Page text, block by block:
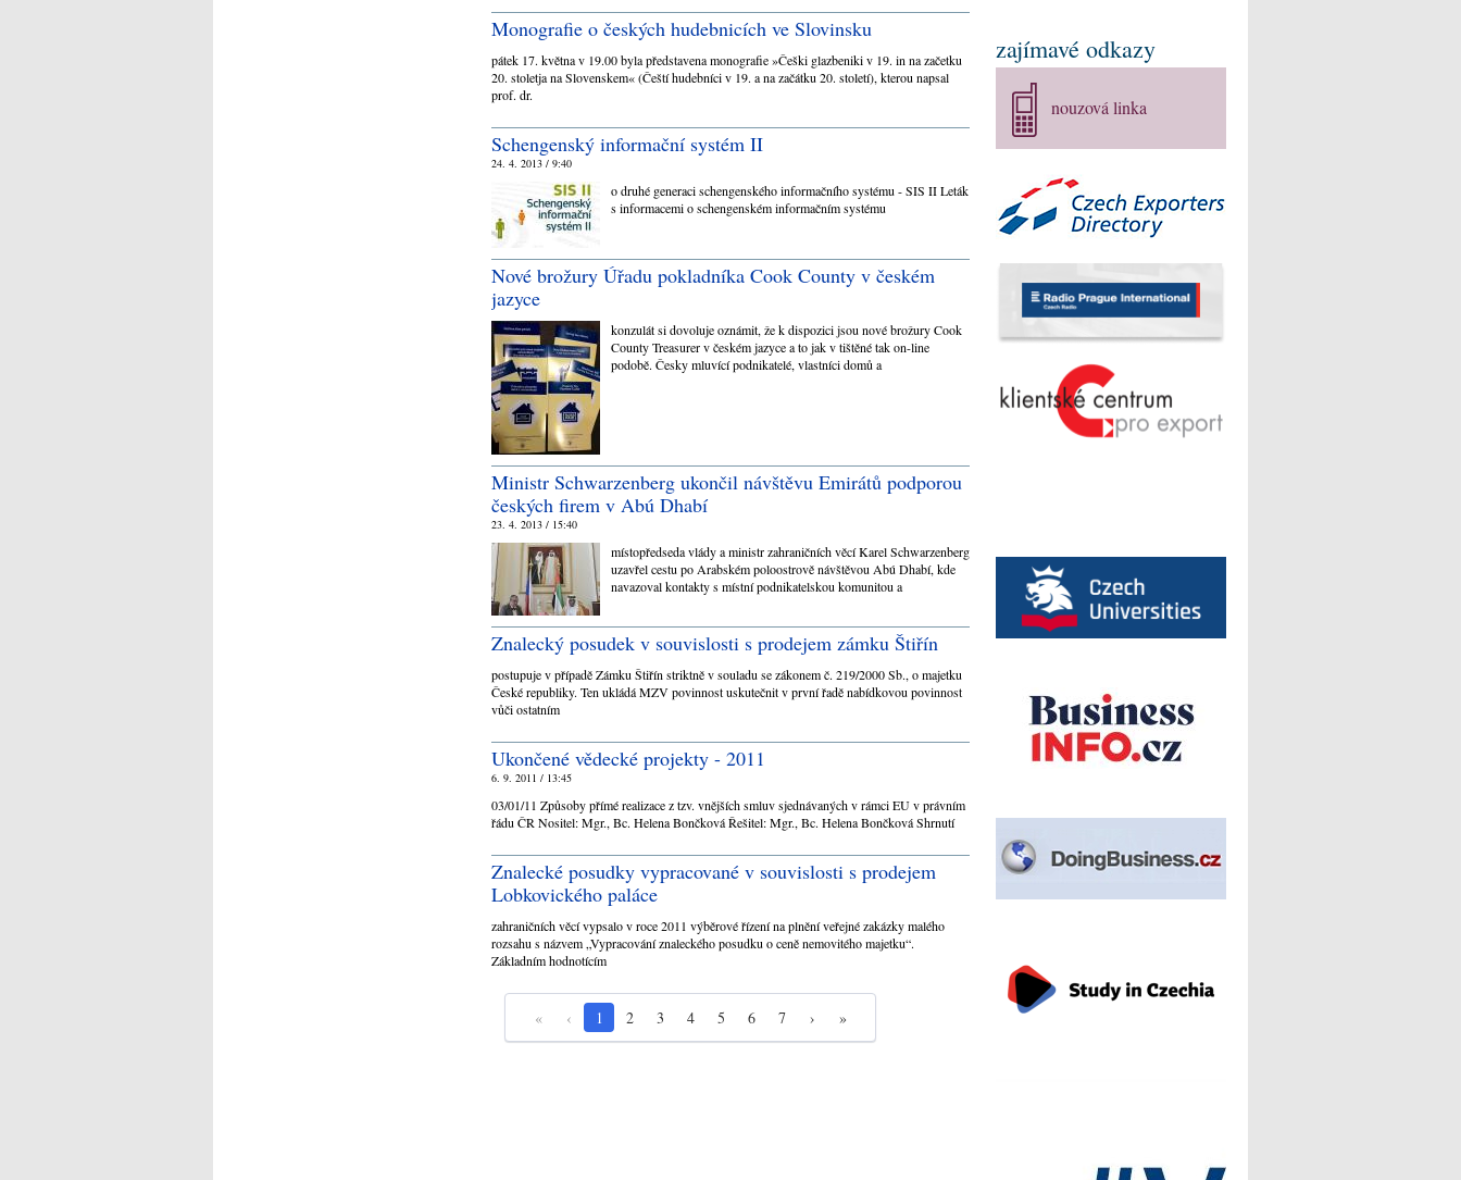
Monografie o českých hudebnicích ve Slovinsku
pátek 17. května v 19.00 byla představena monografie »Češki glazbeniki v 19. in na začetku
20. stoletja na Slovenskem« (Čeští hudebníci v 19. a na začátku 20. století), kterou napsal
prof. dr.
Schengenský informační systém II
24. 4. 2013 / 9:40
o druhé generaci schengenského informačního systému - SIS II Leták
s informacemi o schengenském informačním systému
Nové brožury Úřadu pokladníka Cook County v českém
jazyce
konzulát si dovoluje oznámit, že k dispozici jsou nové brožury Cook
County Treasurer v českém jazyce a to jak v tištěné tak on-line
podobě. Česky mluvící podnikatelé, vlastníci domů a
Ministr Schwarzenberg ukončil návštěvu Emirátů podporou
českých firem v Abú Dhabí
23. 4. 2013 / 15:40
místopředseda vlády a ministr zahraničních věcí Karel Schwarzenberg
uzavřel cestu po Arabském poloostrově návštěvou Abú Dhabí, kde
navazoval kontakty s místní podnikatelskou komunitou a
Znalecký posudek v souvislosti s prodejem zámku Štiřín
postupuje v případě Zámku Štiřín striktně v souladu se zákonem č. 219/2000 Sb., o majetku
České republiky. Ten ukládá MZV povinnost uskutečnit v první řadě nabídkovou povinnost
vůči ostatním
Ukončené vědecké projekty - 2011
6. 9. 2011 / 13:45
03/01/11 Způsoby přímé realizace z tzv. vnějších smluv sjednávaných v rámci EU v právním
řádu ČR Nositel: Mgr., Bc. Helena Bončková Řešitel: Mgr., Bc. Helena Bončková Shrnutí
Znalecké posudky vypracované v souvislosti s prodejem
Lobkovického paláce
zahraničních věcí vypsalo v roce 2011 výběrové řízení na plnění veřejné zakázky malého
rozsahu s názvem „Vypracování znaleckého posudku o ceně nemovitého majetku“.
Základním hodnotícím
« ‹ 1 2 3 4 5 6 7 › »
zajímavé odkazy
nouzová linka